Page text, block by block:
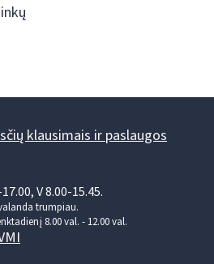
klausimais ir paslaugos
V 8.00-15.45.
trumpiau.
8.00 val. - 12.00 val.